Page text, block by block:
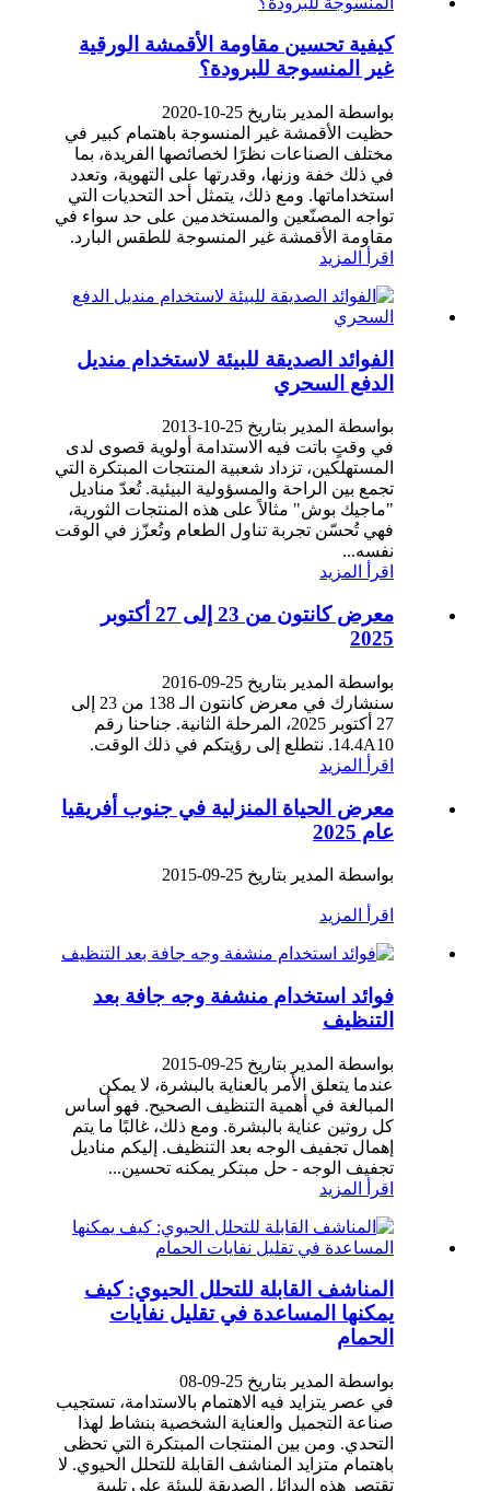
كيفية تحسين مقاومة الأقمشة الورقية
غير المنسوجة للبرودة؟
بواسطة المدير بتاريخ 25-10-2020
حظيت الأقمشة غير المنسوجة باهتمام كبير في
مختلف الصناعات نظرًا لخصائصها الفريدة، بما
في ذلك خفة وزنها، وقدرتها على التهوية، وتعدد
استخداماتها. ومع ذلك، يتمثل أحد التحديات التي
تواجه المصنّعين والمستخدمين على حد سواء في
مقاومة الأقمشة غير المنسوجة للطقس البارد.
اقرأ المزيد
الفوائد الصديقة للبيئة لاستخدام منديل
الدفع السحري
بواسطة المدير بتاريخ 25-10-2013
في وقتٍ باتت فيه الاستدامة أولوية قصوى لدى
المستهلكين، تزداد شعبية المنتجات المبتكرة التي
تجمع بين الراحة والمسؤولية البيئية. تُعدّ مناديل
"ماجيك بوش" مثالاً على هذه المنتجات الثورية،
فهي تُحسّن تجربة تناول الطعام وتُعزّز في الوقت
نفسه...
اقرأ المزيد
معرض كانتون من 23 إلى 27 أكتوبر
2025
بواسطة المدير بتاريخ 25-09-2016
سنشارك في معرض كانتون الـ 138 من 23 إلى
27 أكتوبر 2025، المرحلة الثانية. جناحنا رقم
14.4A10. نتطلع إلى رؤيتكم في ذلك الوقت.
اقرأ المزيد
معرض الحياة المنزلية في جنوب أفريقيا
عام 2025
بواسطة المدير بتاريخ 25-09-2015
اقرأ المزيد
فوائد استخدام منشفة وجه جافة بعد
التنظيف
بواسطة المدير بتاريخ 25-09-2015
عندما يتعلق الأمر بالعناية بالبشرة، لا يمكن
المبالغة في أهمية التنظيف الصحيح. فهو أساس
كل روتين عناية بالبشرة. ومع ذلك، غالبًا ما يتم
إهمال تجفيف الوجه بعد التنظيف. إليكم مناديل
تجفيف الوجه - حل مبتكر يمكنه تحسين...
اقرأ المزيد
المناشف القابلة للتحلل الحيوي: كيف
يمكنها المساعدة في تقليل نفايات
الحمام
بواسطة المدير بتاريخ 25-09-08
في عصر يتزايد فيه الاهتمام بالاستدامة، تستجيب
صناعة التجميل والعناية الشخصية بنشاط لهذا
التحدي. ومن بين المنتجات المبتكرة التي تحظى
باهتمام متزايد المناشف القابلة للتحلل الحيوي. لا
تقتصر هذه البدائل الصديقة للبيئة على تلبية